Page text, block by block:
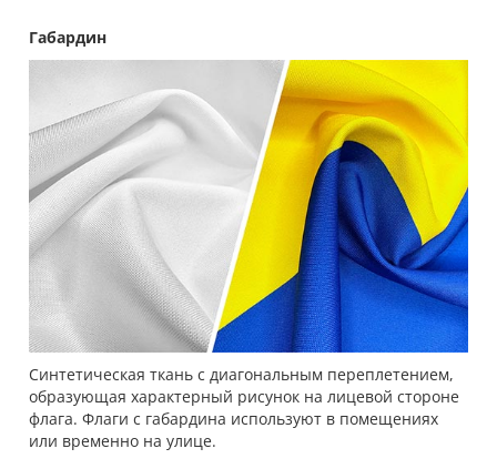
Габардин
Синтетическая ткань с диагональным переплетением,
образующая характерный рисунок на лицевой стороне
флага. Флаги с габардина используют в помещениях
или временно на улице.